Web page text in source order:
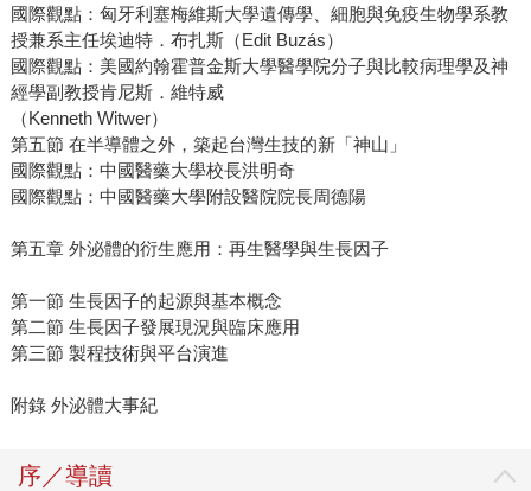
國際觀點：匈牙利塞梅維斯大學遺傳學、細胞與免疫生物學系教
授兼系主任埃迪特．布扎斯（Edit Buzás）
國際觀點：美國約翰霍普金斯大學醫學院分子與比較病理學及神
經學副教授肯尼斯．維特威
（Kenneth Witwer）
第五節 在半導體之外，築起台灣生技的新「神山」
國際觀點：中國醫藥大學校長洪明奇
國際觀點：中國醫藥大學附設醫院院長周德陽
第五章 外泌體的衍生應用：再生醫學與生長因子
第一節 生長因子的起源與基本概念
第二節 生長因子發展現況與臨床應用
第三節 製程技術與平台演進
附錄 外泌體大事紀
序／導讀